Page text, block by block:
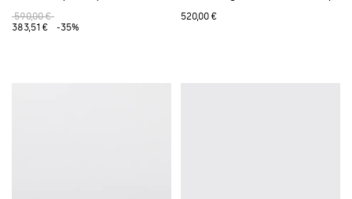
590,00 €
383,51 €
-35%
520,00 €